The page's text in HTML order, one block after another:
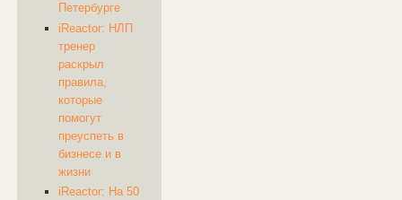
Петербурге
iReactor: НЛП
тренер
раскрыл
правила,
которые
помогут
преуспеть в
бизнесе и в
жизни
iReactor: На 50